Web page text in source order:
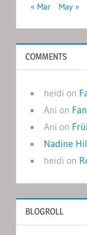
« Mar
May »
COMMENTS
heidi on
Ani on
Ani on
Nadine
heidi on
BLOGROLL